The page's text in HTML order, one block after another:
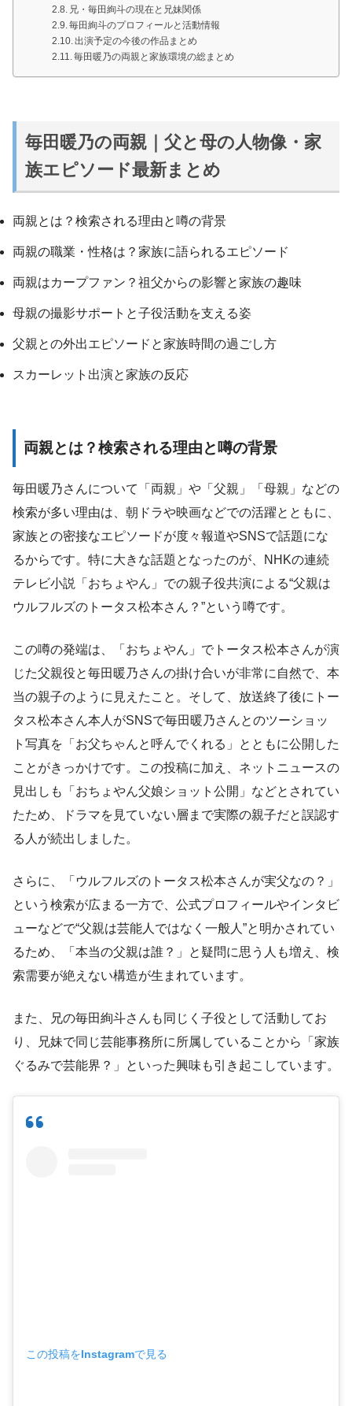
兄・毎田絢斗の現在と兄妹関係
毎田絢斗のプロフィールと活動情報
出演予定の今後の作品まとめ
毎田暖乃の両親と家族環境の総まとめ
毎田暖乃の両親｜父と母の人物像・家
族エピソード最新まとめ
両親とは？検索される理由と噂の背景
両親の職業・性格は？家族に語られるエピソード
両親はカープファン？祖父からの影響と家族の趣味
母親の撮影サポートと子役活動を支える姿
父親との外出エピソードと家族時間の過ごし方
スカーレット出演と家族の反応
両親とは？検索される理由と噂の背景
毎田暖乃さんについて「両親」や「父親」「母親」などの
検索が多い理由は、朝ドラや映画などでの活躍とともに、
家族との密接なエピソードが度々報道やSNSで話題にな
るからです。特に大きな話題となったのが、NHKの連続
テレビ小説「おちょやん」での親子役共演による“父親は
ウルフルズのトータス松本さん？”という噂です。
この噂の発端は、「おちょやん」でトータス松本さんが演
じた父親役と毎田暖乃さんの掛け合いが非常に自然で、本
当の親子のように見えたこと。そして、放送終了後にトー
タス松本さん本人がSNSで毎田暖乃さんとのツーショッ
ト写真を「お父ちゃんと呼んでくれる」とともに公開した
ことがきっかけです。この投稿に加え、ネットニュースの
見出しも「おちょやん父娘ショット公開」などとされてい
たため、ドラマを見ていない層まで実際の親子だと誤認す
る人が続出しました。
さらに、「ウルフルズのトータス松本さんが実父なの？」
という検索が広まる一方で、公式プロフィールやインタビ
ューなどで“父親は芸能人ではなく一般人”と明かされてい
るため、「本当の父親は誰？」と疑問に思う人も増え、検
索需要が絶えない構造が生まれています。
また、兄の毎田絢斗さんも同じく子役として活動してお
り、兄妹で同じ芸能事務所に所属していることから「家族
ぐるみで芸能界？」といった興味も引き起こしています。
この投稿をInstagramで見る